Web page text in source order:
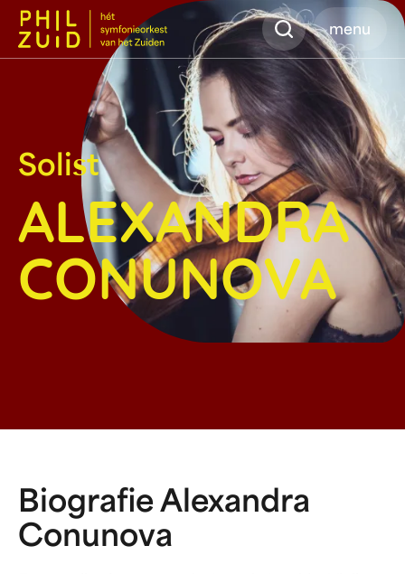
Zoeken
menu
ALEXANDRA
CONUNOVA
Solist
Biografie Alexandra
Conunova